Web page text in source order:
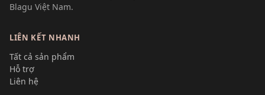
Blagu Việt Nam.
LIÊN KẾT NHANH
Tất cả sản phẩm
Hỗ trợ
Liên hệ